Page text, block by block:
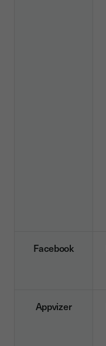
Facebook
Appvizer